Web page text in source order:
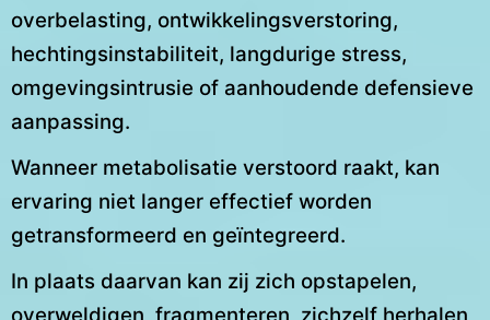
overbelasting, ontwikkelingsverstoring,
hechtingsinstabiliteit, langdurige stress,
omgevingsintrusie of aanhoudende defensieve
aanpassing.
Wanneer metabolisatie verstoord raakt, kan
ervaring niet langer effectief worden
getransformeerd en geïntegreerd.
In plaats daarvan kan zij zich opstapelen,